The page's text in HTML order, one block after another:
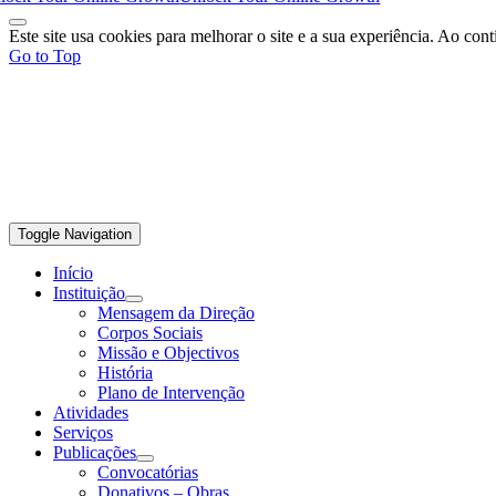
Toggle Navigation
Início
Instituição
Mensagem da Direção
Corpos Sociais
Missão e Objectivos
História
Plano de Intervenção
Atividades
Serviços
Publicações
Convocatórias
Donativos – Obras
Este site usa cookies para melhorar o site e a sua experiência. Ao
Go to Top